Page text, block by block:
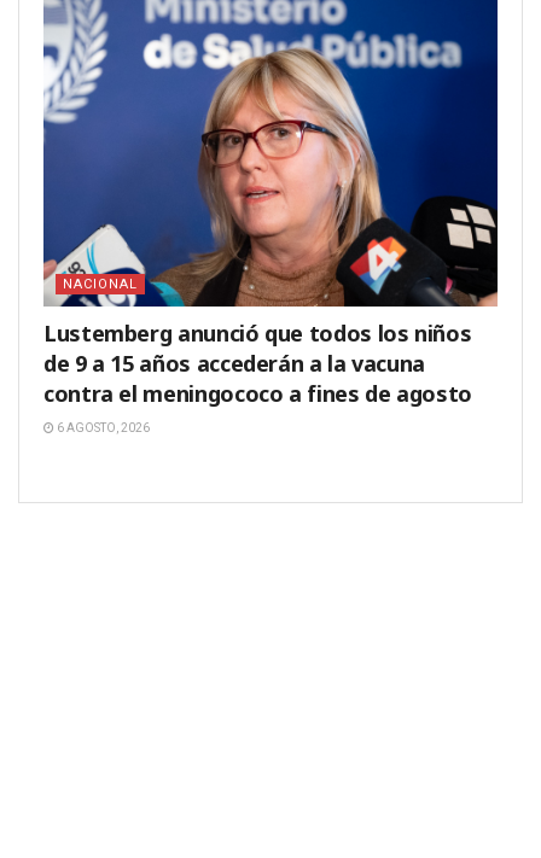
NACIONAL
Lustemberg anunció que todos los niños
de 9 a 15 años accederán a la vacuna
contra el meningococo a fines de agosto
6 AGOSTO, 2026